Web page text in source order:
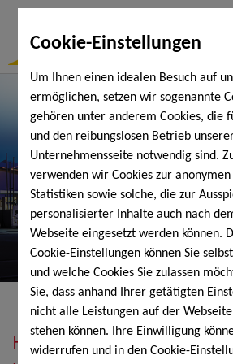
Cookie-Einstellungen
Um Ihnen einen idealen Besuch auf
ermöglichen, setzen wir sogenannte
gehören unter anderem Cookies, die
und den reibungslosen Betrieb
Unternehmensseite notwendig sind.
verwenden wir Cookies zur
Statistiken sowie solche, die zur
personalisierter Inhalte auch nach
Webseite eingesetzt werden können.
Cookie-Einstellungen können Sie
und welche Cookies Sie zulassen
Sie, dass anhand Ihrer getätigten
nicht alle Leistungen auf der
stehen können. Ihre Einwilligung
widerrufen und in den Cookie-
Heizöl, Diesel,